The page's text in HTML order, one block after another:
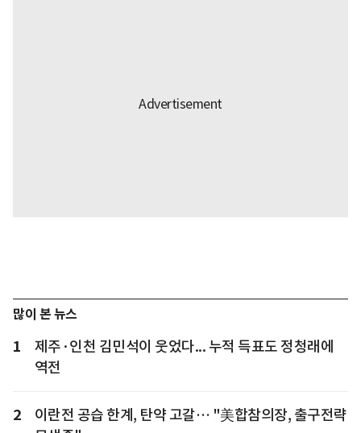
많이 본 뉴스
1
제주·인천 김민석이 웃었다... 누적 득표도 정청래에
역전
2
이란전 공습 한계, 탄약 고갈… "美합참의장, 출구전략